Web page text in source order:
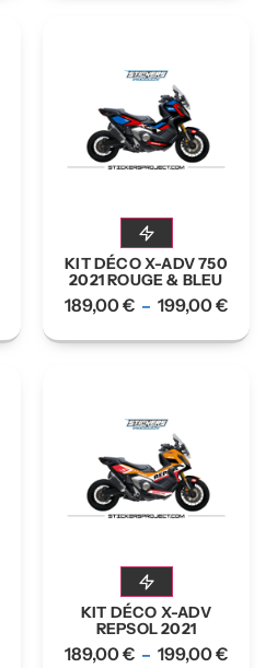
KIT DÉCO X-ADV 750
2021 ROUGE & BLEU
189,00€ – 199,00€
KIT DÉCO X-ADV
REPSOL 2021
189,00€ – 199,00€